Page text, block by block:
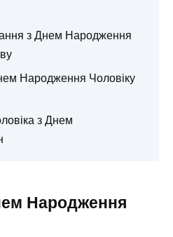
з Днем Народження
Народження Чоловіку
з Днем
Народження